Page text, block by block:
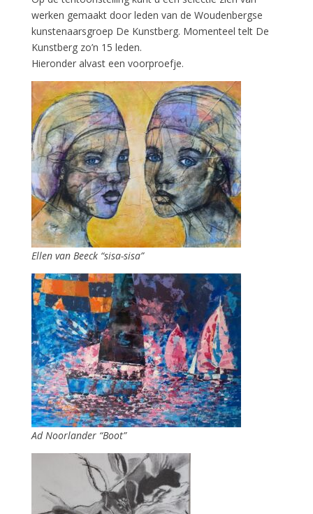
werken gemaakt door leden van de Woudenbergse
kunstenaarsgroep De Kunstberg. Momenteel telt De
Kunstberg zo’n 15 leden.
Hieronder alvast een voorproefje.
Ellen van Beeck “sisa-sisa”
Ad Noorlander “Boot”